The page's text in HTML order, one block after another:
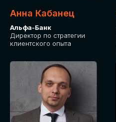
Анна Кабанец
Альфа-Банк
Директор по стратегии
клиентского опыта